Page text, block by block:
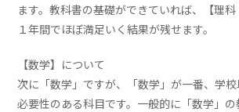
ます。教科書の基礎ができていれば、【理
１年間でほぼ満足いく結果が残せます。
【数学】について
次に「数学」ですが、「数学」が一番、学
必要性のある科目です。一般的に「数学」